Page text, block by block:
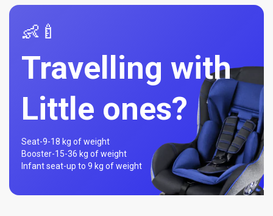
👶🍼
Travelling with
Little ones?
Seat-9-18 kg of weight
Booster-15-36 kg of weight
Infant seat-up to 9 kg of weight